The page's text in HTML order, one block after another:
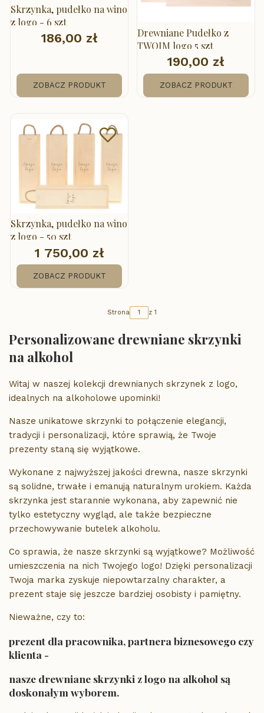
Skrzynka, pudełko na wino
z logo - 6 szt
Cena
186,00 zł
ZOBACZ PRODUKT
Drewniane Pudełko z
TWOIM logo 5 szt
Cena
190,00 zł
ZOBACZ PRODUKT
Skrzynka, pudełko na wino
z logo - 50 szt
Cena
1 750,00 zł
ZOBACZ PRODUKT
Strona z 1
Personalizowane drewniane skrzynki
na alkohol
Witaj w naszej kolekcji drewnianych skrzynek z logo,
idealnych na alkoholowe upominki!
Nasze unikatowe skrzynki to połączenie elegancji,
tradycji i personalizacji, które sprawią, że Twoje
prezenty staną się wyjątkowe.
Wykonane z najwyższej jakości drewna, nasze skrzynki
są solidne, trwałe i emanują naturalnym urokiem. Każda
skrzynka jest starannie wykonana, aby zapewnić nie
tylko estetyczny wygląd, ale także bezpieczne
przechowywanie butelek alkoholu.
Co sprawia, że nasze skrzynki są wyjątkowe? Możliwość
umieszczenia na nich Twojego logo! Dzięki personalizacji
Twoja marka zyskuje niepowtarzalny charakter, a
prezent staje się jeszcze bardziej osobisty i pamiętny.
Nieważne, czy to:
prezent dla pracownika, partnera biznesowego czy
klienta -
nasze drewniane skrzynki z logo na alkohol są
doskonałym wyborem.